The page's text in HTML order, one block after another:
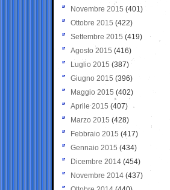
Novembre 2015 (401)
Ottobre 2015 (422)
Settembre 2015 (419)
Agosto 2015 (416)
Luglio 2015 (387)
Giugno 2015 (396)
Maggio 2015 (402)
Aprile 2015 (407)
Marzo 2015 (428)
Febbraio 2015 (417)
Gennaio 2015 (434)
Dicembre 2014 (454)
Novembre 2014 (437)